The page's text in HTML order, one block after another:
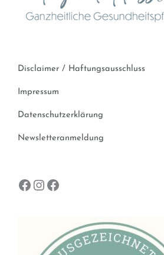
Disclaimer / Haftungsausschluss
Impressum
Datenschutzerklärung
Newsletteranmeldung
Facebook
Instagram
Facebook